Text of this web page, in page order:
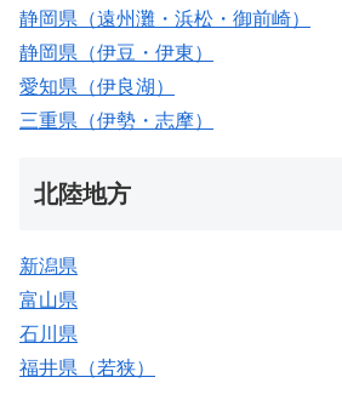
静岡県（遠州灘・浜松・御前崎）
静岡県（伊豆・伊東）
愛知県（伊良湖）
三重県（伊勢・志摩）
北陸地方
新潟県
富山県
石川県
福井県（若狭）